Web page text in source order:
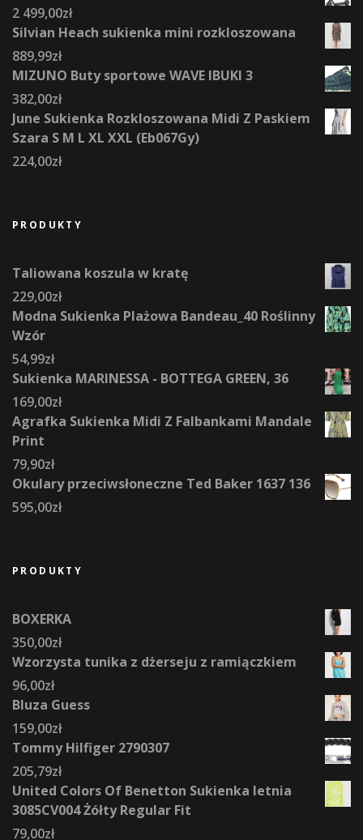
2 499,00zł
Silvian Heach sukienka mini rozkloszowana
889,99zł
MIZUNO Buty sportowe WAVE IBUKI 3
382,00zł
June Sukienka Rozkloszowana Midi Z Paskiem
Szara S M L XL XXL (Eb067Gy)
224,00zł
PRODUKTY
Taliowana koszula w kratę
229,00zł
Modna Sukienka Plażowa Bandeau_40 Roślinny
Wzór
54,99zł
Sukienka MARINESSA - BOTTEGA GREEN, 36
169,00zł
Agrafka Sukienka Midi Z Falbankami Mandale
Print
79,90zł
Okulary przeciwsłoneczne Ted Baker 1637 136
595,00zł
PRODUKTY
BOXERKA
350,00zł
Wzorzysta tunika z dżerseju z ramiączkiem
96,00zł
Bluza Guess
159,00zł
Tommy Hilfiger 2790307
205,79zł
United Colors Of Benetton Sukienka letnia
3085CV004 Żółty Regular Fit
79,00zł